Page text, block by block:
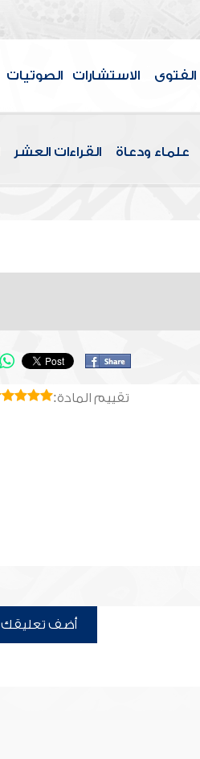
الفتوى الاستشارات الصوتيات
علماء ودعاة القراءات العشر
تقييم المادة:
أضف تعليقك